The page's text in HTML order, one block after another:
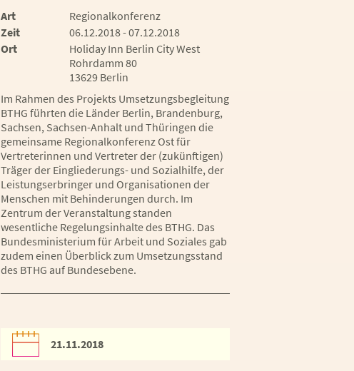
Art
Regionalkonferenz
Zeit
06.12.2018 - 07.12.2018
Ort
Holiday Inn Berlin City West
Rohrdamm 80
13629 Berlin
Im Rahmen des Projekts Umsetzungsbegleitung
BTHG führten die Länder Berlin, Brandenburg,
Sachsen, Sachsen-Anhalt und Thüringen die
gemeinsame Regionalkonferenz Ost für
Vertreterinnen und Vertreter der (zukünftigen)
Träger der Eingliederungs- und Sozialhilfe, der
Leistungserbringer und Organisationen der
Menschen mit Behinderungen durch. Im
Zentrum der Veranstaltung standen
wesentliche Regelungsinhalte des BTHG. Das
Bundesministerium für Arbeit und Soziales gab
zudem einen Überblick zum Umsetzungsstand
des BTHG auf Bundesebene.
21.11.2018